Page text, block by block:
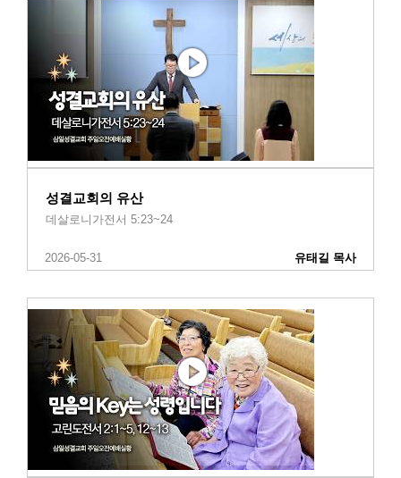
성결교회의 유산
데살로니가전서 5:23~24
2026-05-31 유태길 목사